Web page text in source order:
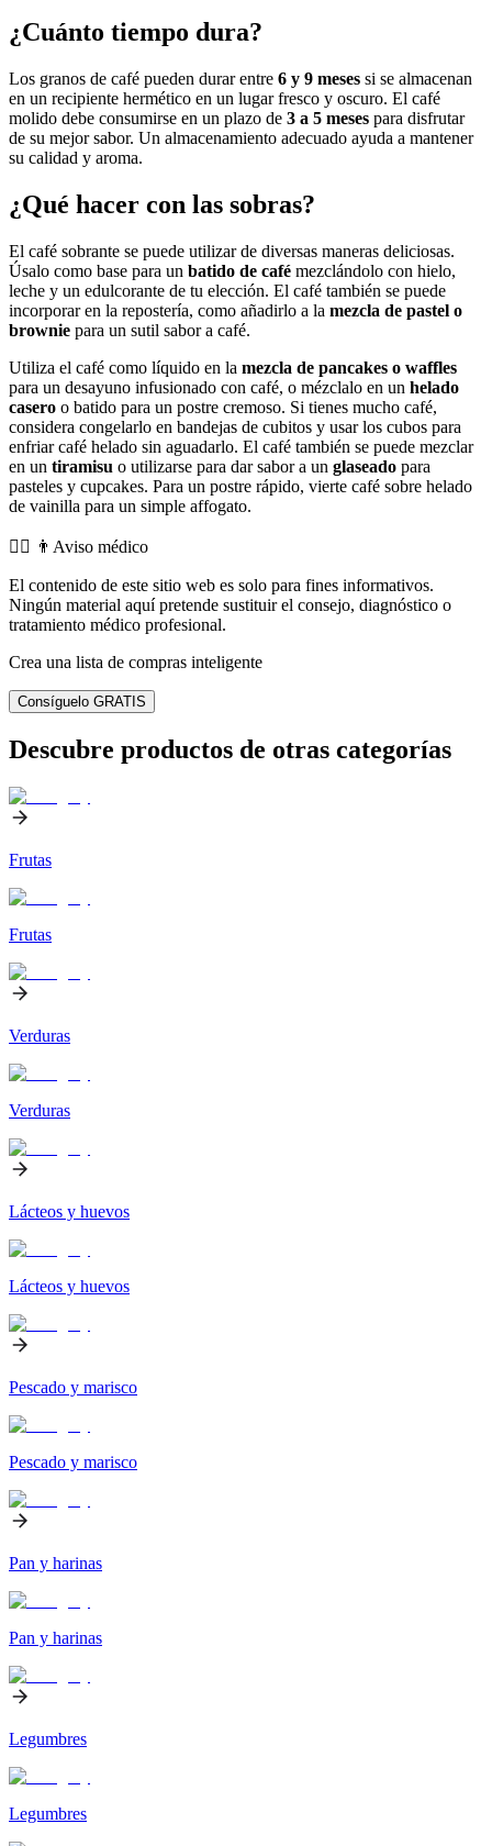
¿Cuánto tiempo dura?
Los granos de café pueden durar entre 6 y 9 meses si se almacenan
en un recipiente hermético en un lugar fresco y oscuro. El café
molido debe consumirse en un plazo de 3 a 5 meses para disfrutar
de su mejor sabor. Un almacenamiento adecuado ayuda a mantener
su calidad y aroma.
¿Qué hacer con las sobras?
El café sobrante se puede utilizar de diversas maneras deliciosas.
Úsalo como base para un batido de café mezclándolo con hielo,
leche y un edulcorante de tu elección. El café también se puede
incorporar en la repostería, como añadirlo a la mezcla de pastel o
brownie para un sutil sabor a café.
Utiliza el café como líquido en la mezcla de pancakes o waffles
para un desayuno infusionado con café, o mézclalo en un helado
casero o batido para un postre cremoso. Si tienes mucho café,
considera congelarlo en bandejas de cubitos y usar los cubos para
enfriar café helado sin aguadarlo. El café también se puede mezclar
en un tiramisu o utilizarse para dar sabor a un glaseado para
pasteles y cupcakes. Para un postre rápido, vierte café sobre helado
de vainilla para un simple affogato.
👨‍⚕️️ 👨Aviso médico
El contenido de este sitio web es solo para fines informativos.
Ningún material aquí pretende sustituir el consejo, diagnóstico o
tratamiento médico profesional.
Crea una lista de compras inteligente
Consíguelo GRATIS
Descubre productos de otras categorías
Frutas
Frutas
Verduras
Verduras
Lácteos y huevos
Lácteos y huevos
Pescado y marisco
Pescado y marisco
Pan y harinas
Pan y harinas
Legumbres
Legumbres